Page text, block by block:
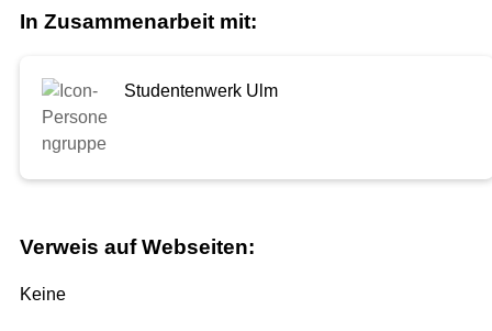
In Zusammenarbeit mit:
Studentenwerk Ulm
Verweis auf Webseiten:
Keine